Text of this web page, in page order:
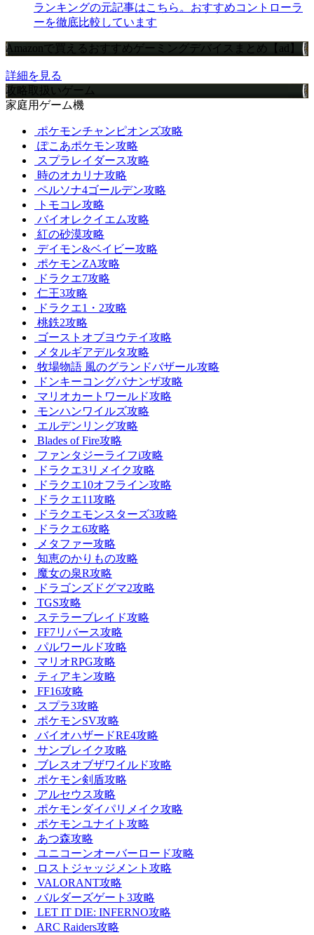
ランキングの元記事はこちら。おすすめコントローラ
ーを徹底比較しています
Amazonで買えるおすすめゲーミングデバイスまとめ【ad】
詳細を見る
攻略取扱いゲーム
家庭用ゲーム機
ポケモンチャンピオンズ攻略
ぽこあポケモン攻略
スプラレイダース攻略
時のオカリナ攻略
ペルソナ4ゴールデン攻略
トモコレ攻略
バイオレクイエム攻略
紅の砂漠攻略
デイモン&ベイビー攻略
ポケモンZA攻略
ドラクエ7攻略
仁王3攻略
ドラクエ1・2攻略
桃鉄2攻略
ゴーストオブヨウテイ攻略
メタルギアデルタ攻略
牧場物語 風のグランドバザール攻略
ドンキーコングバナンザ攻略
マリオカートワールド攻略
モンハンワイルズ攻略
エルデンリング攻略
Blades of Fire攻略
ファンタジーライフi攻略
ドラクエ3リメイク攻略
ドラクエ10オフライン攻略
ドラクエ11攻略
ドラクエモンスターズ3攻略
ドラクエ6攻略
メタファー攻略
知恵のかりもの攻略
魔女の泉R攻略
ドラゴンズドグマ2攻略
TGS攻略
ステラーブレイド攻略
FF7リバース攻略
パルワールド攻略
マリオRPG攻略
ティアキン攻略
FF16攻略
スプラ3攻略
ポケモンSV攻略
バイオハザードRE4攻略
サンブレイク攻略
ブレスオブザワイルド攻略
ポケモン剣盾攻略
アルセウス攻略
ポケモンダイパリメイク攻略
ポケモンユナイト攻略
あつ森攻略
ユニコーンオーバーロード攻略
ロストジャッジメント攻略
VALORANT攻略
バルダーズゲート3攻略
LET IT DIE: INFERNO攻略
ARC Raiders攻略